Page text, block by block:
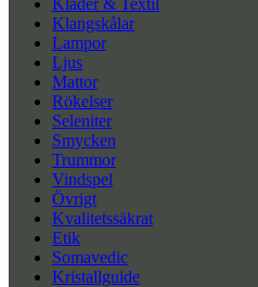
Kläder & Textil
Klangskålar
Lampor
Ljus
Mattor
Rökelser
Seleniter
Smycken
Trummor
Vindspel
Övrigt
Kvalitetssäkrat
Etik
Somavedic
Kristallguide